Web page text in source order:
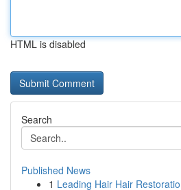
HTML is disabled
Search
Published News
1 Leading Hair Hair